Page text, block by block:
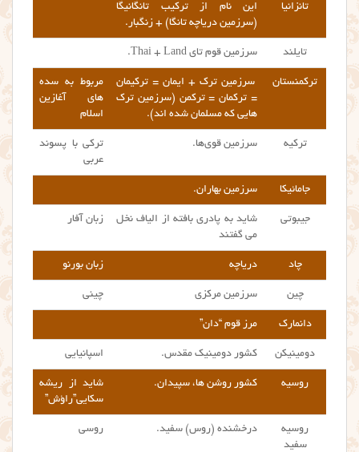
تانزانیا
این نام از ترکیب تانگانیگا
(سرزمین دریاچه تانگا) + زنگبار.
تایلند سرزمین قوم تای Thai + Land.
ترکمنستان
سرزمین ترک + ایمان = ترکیمان
= ترکمان = ترکمن (سرزمین ترک
هایی که مسلمان شده اند).
مربوط به سده
های آغازین
اسلام
ترکیه سرزمین قوی‌ها.
ترکی با پسوند
عربی
جامائیکا سرزمین بهاران.
جیبوتی
شاید به پادری بافته از الیاف نخل
می گفتند
زبان آفار
چاد دریاچه زبان بورنو
چین سرزمین مرکزی چینی
دانمارک مرز قوم “دان”
دومینیکن کشور دومینیک مقدس. اسپانیایی
روسیه کشور روشن ها، سپیدان.
شاید از ریشه
سکایی”راؤش”
روسیه
سفید
درخشنده (روس) سفید. روسی